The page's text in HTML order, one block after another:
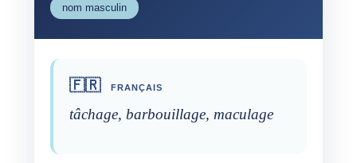
nom masculin
🇫🇷 FRANÇAIS
tâchage, barbouillage, maculage